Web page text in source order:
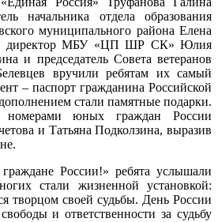
начальника отдела образования
муниципального района Елена
директор МБУ «ЦП ШР СК» Юлия
и председатель Совета ветеранов
вручили ребятам их самый
– паспорт гражданина Российской
стали памятные подарки.
номерами юных граждан России
и Татьяна Подколзина, выразив
России!» ребята услышали
стали жизненной установкой:
творцом своей судьбы. День России
и ответственности за судьбу